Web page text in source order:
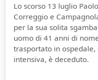
Lo scorso 13 luglio
Correggio e
per la sua solita
uomo di 41 anni di
trasportato in
intensiva, è deceduto.